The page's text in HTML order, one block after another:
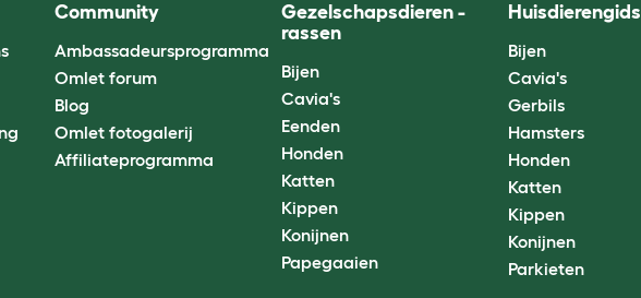
Community
Ambassadeursprogramma
Omlet forum
Blog
Omlet fotogalerij
Affiliateprogramma
Gezelschapsdieren -
rassen
Bijen
Cavia's
Eenden
Honden
Katten
Kippen
Konijnen
Papegaaien
Huisdierengids
Bijen
Cavia's
Gerbils
Hamsters
Honden
Katten
Kippen
Konijnen
Parkieten